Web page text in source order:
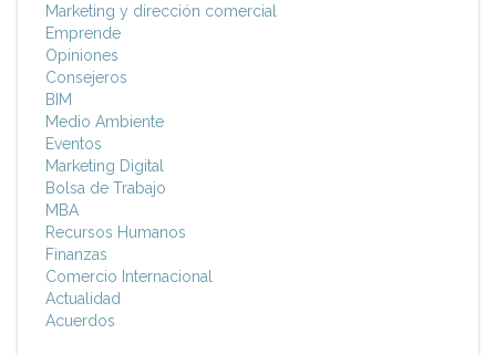
Marketing y dirección comercial
Emprende
Opiniones
Consejeros
BIM
Medio Ambiente
Eventos
Marketing Digital
Bolsa de Trabajo
MBA
Recursos Humanos
Finanzas
Comercio Internacional
Actualidad
Acuerdos